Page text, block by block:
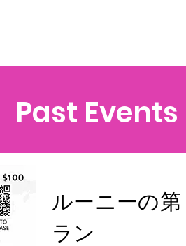
Past Events
ルーニーの
ラン